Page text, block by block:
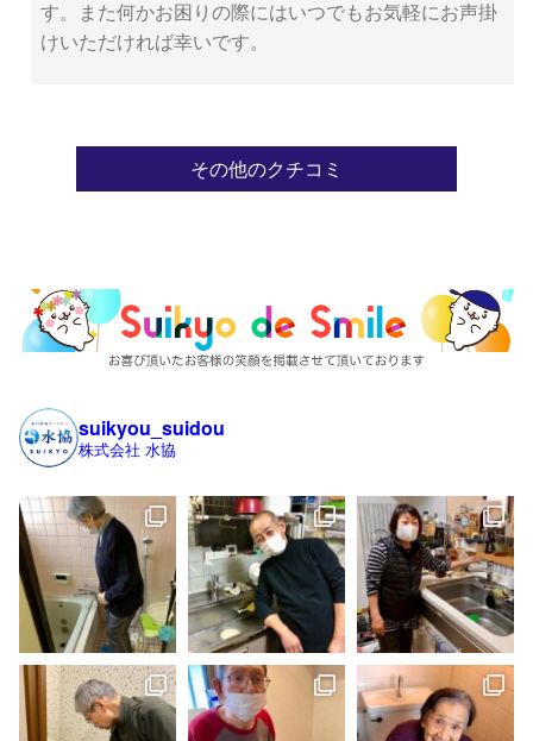
す。また何かお困りの際にはいつでもお気軽にお声掛
けいただければ幸いです。
その他のクチコミ
suikyou_suidou
株式会社 水協